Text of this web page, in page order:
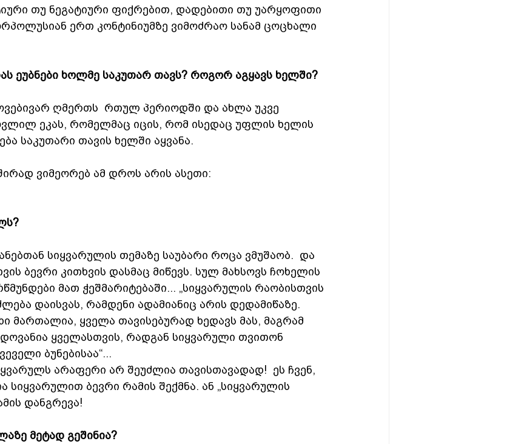
თუ ნეგატიური ფიქრებით, დადებითი თუ უარყოფითი
ერთ კონტინიუმზე ვიმოძრაო სანამ ცოცხალი
ეუბნები ხოლმე საკუთარ თავს? როგორ აგყავს ხელში?
ღმერთს  რთულ პერიოდში და ახლა უკვე
ეკას, რომელმაც იცის, რომ ისედაც უფლის ხელის
საკუთარი თავის ხელში აყვანა.
ვიმეორებ ამ დროს არის ასეთი:
სიყვარულის თემაზე საუბარი როცა ვმუშაობ.  და
ბევრი კითხვის დასმაც მიწევს. სულ მახსოვს ჩოხელის
მათ ჭეშმარიტებაში... „სიყვარულის რაობისთვის
დაისვას, რამდენი ადამიანიც არის დედამიწაზე.
მართალია, ყველა თავისებურად ხედავს მას, მაგრამ
ყველასთვის, რადგან სიყვარული თვითონ
ბუნებისაა“...
არაფერი არ შეუძლია თავისთავადად!  ეს ჩვენ,
სიყვარულით ბევრი რამის შექმნა. ან „სიყვარულის
დანგრევა!
მეტად გეშინია?